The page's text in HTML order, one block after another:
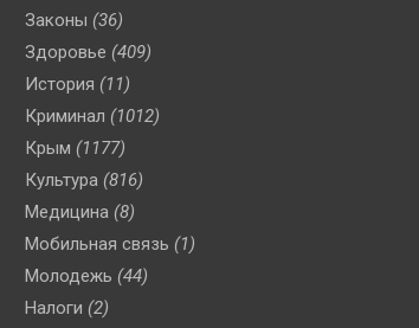
Законы (36)
Здоровье (409)
История (11)
Криминал (1012)
Крым (1177)
Культура (816)
Медицина (8)
Мобильная связь (1)
Молодежь (44)
Налоги (2)